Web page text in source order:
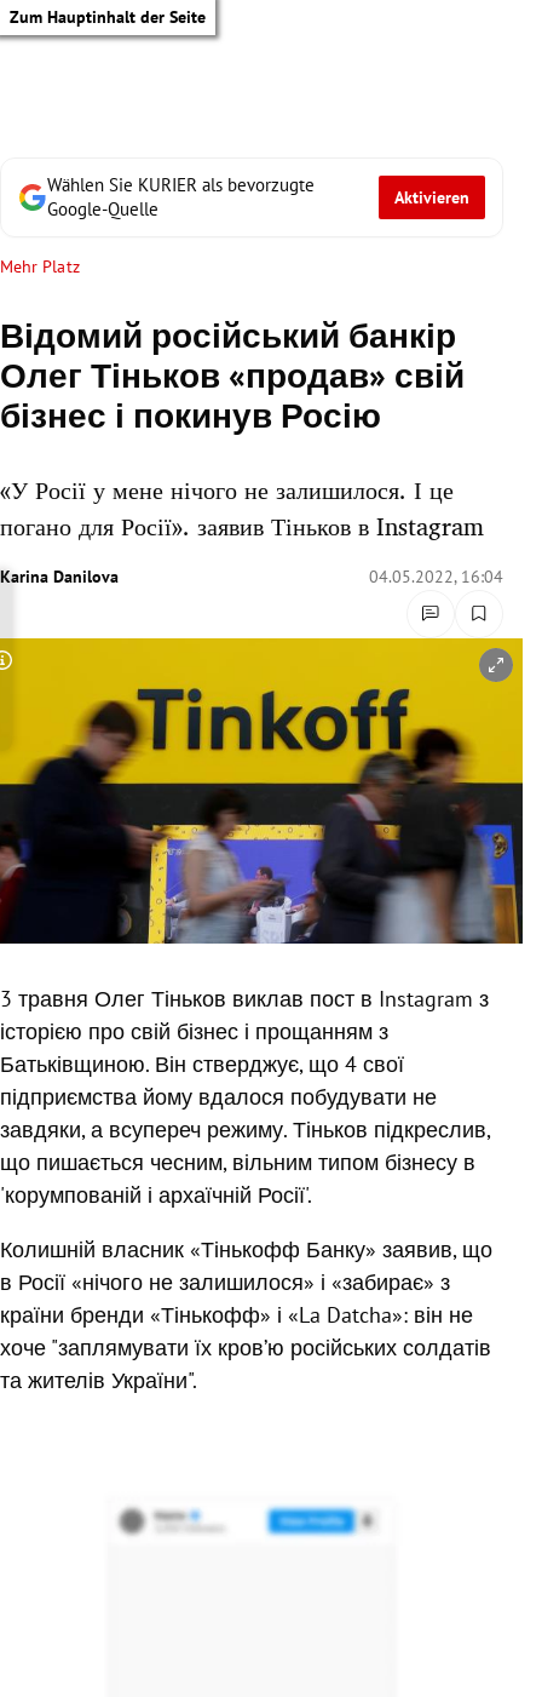
Zum Hauptinhalt der Seite
Untermenü
Untermenü
Untermenü
Untermenü
Untermenü
Untermenü
Wählen Sie KURIER als bevorzugte
Google-Quelle
Aktivieren
Mehr Platz
Відомий російський банкір
Олег Тіньков «продав» свій
бізнес і покинув Росію
«У Росії у мене нічого не залишилося. І це
погано для Росії». заявив Тіньков в Instagram
Karina Danilova 04.05.2022, 16:04
Copyright-Hinweis öffnen/schließen
3 травня Олег Тіньков виклав пост в Instagram з
історією про свій бізнес і прощанням з
Батьківщиною. Він стверджує, що 4 свої
підприємства йому вдалося побудувати не
завдяки, а всупереч режиму. Тіньков підкреслив,
що пишається чесним, вільним типом бізнесу в
'корумпованій і архаїчній Росії'.
Колишній власник «Тінькофф Банку» заявив, що
в Росії «нічого не залишилося» і «забирає» з
країни бренди «Тінькофф» і «La Datcha»: він не
хоче "заплямувати їх кров’ю російських солдатів
та жителів України".